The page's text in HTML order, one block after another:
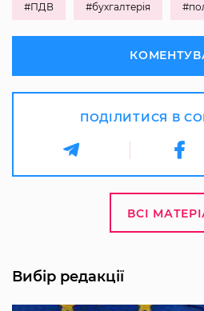
#ПДВ #бухгалтерія
ПОДІЛИТИСЯ В
ВСІ
Вибір редакції